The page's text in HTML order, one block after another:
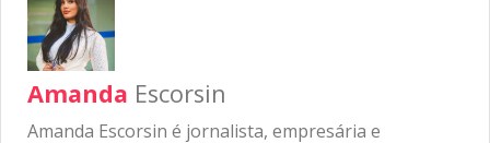
Amanda Escorsin
Amanda Escorsin é jornalista, empresária e